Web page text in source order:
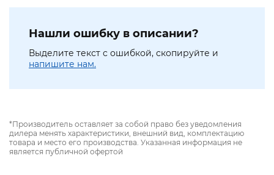
Нашли ошибку в описании?
Выделите текст с ошибкой, скопируйте и
напишите нам.
*Производитель оставляет за собой право без уведомления
дилера менять характеристики, внешний вид, комплектацию
товара и место его производства. Указанная информация не
является публичной офертой